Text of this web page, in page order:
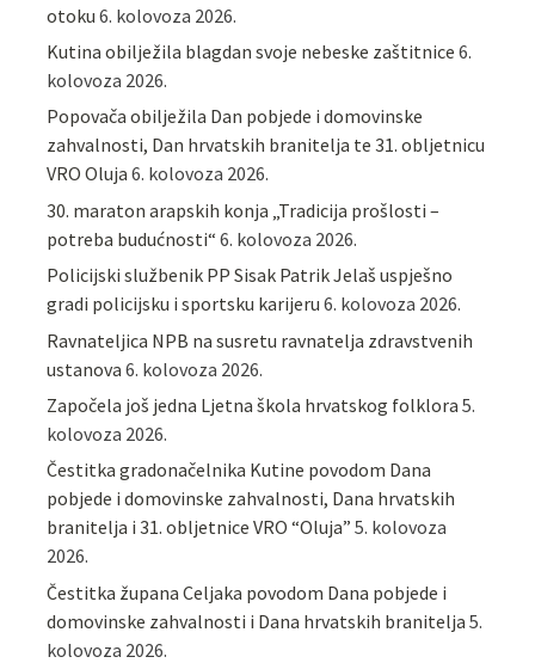
otoku 6. kolovoza 2026.
Kutina obilježila blagdan svoje nebeske zaštitnice 6.
kolovoza 2026.
Popovača obilježila Dan pobjede i domovinske
zahvalnosti, Dan hrvatskih branitelja te 31. obljetnicu
VRO Oluja 6. kolovoza 2026.
30. maraton arapskih konja „Tradicija prošlosti –
potreba budućnosti“ 6. kolovoza 2026.
Policijski službenik PP Sisak Patrik Jelaš uspješno
gradi policijsku i sportsku karijeru 6. kolovoza 2026.
Ravnateljica NPB na susretu ravnatelja zdravstvenih
ustanova 6. kolovoza 2026.
Započela još jedna Ljetna škola hrvatskog folklora 5.
kolovoza 2026.
Čestitka gradonačelnika Kutine povodom Dana
pobjede i domovinske zahvalnosti, Dana hrvatskih
branitelja i 31. obljetnice VRO “Oluja” 5. kolovoza
2026.
Čestitka župana Celjaka povodom Dana pobjede i
domovinske zahvalnosti i Dana hrvatskih branitelja 5.
kolovoza 2026.